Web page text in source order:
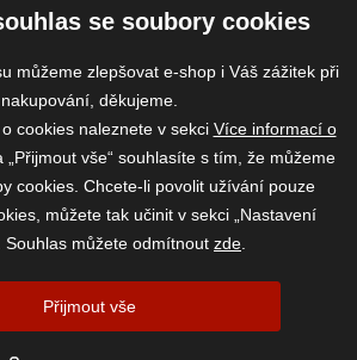
- Tomáš Kroupa e-shop, Kanice 307, 664 01
Brno-venkov, IČ: 75785439
se soubory cookies
můžeme zlepšovat e-shop i Váš zážitek při
nakupování, děkujeme.
cookies naleznete v sekci Více informací o
„Přijmout vše“ souhlasíte s tím, že můžeme
cookies. Chcete-li povolit užívání pouze
můžete tak učinit v sekci „Nastavení
Souhlas můžete odmítnout zde
Přijmout vše